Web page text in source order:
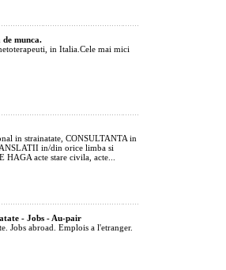
de munca.
in Italia.Cele mai mici
in strainatate, CONSULTANTA in
in/din orice limba si
acte stare civila, acte...
- Jobs - Au-pair
Jobs abroad. Emplois a l'etranger.